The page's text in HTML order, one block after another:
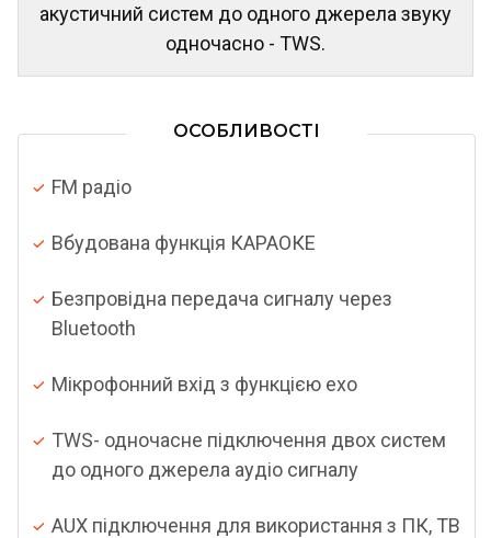
акустичний систем до одного джерела звуку
одночасно - TWS.
ОСОБЛИВОСТІ
FM радіо
Вбудована функція КАРАОКЕ
Безпровідна передача сигналу через
Bluetooth
Мікрофонний вхід з функцією ехо
TWS- одночасне підключення двох систем
до одного джерела аудіо сигналу
AUX підключення для використання з ПК, ТВ